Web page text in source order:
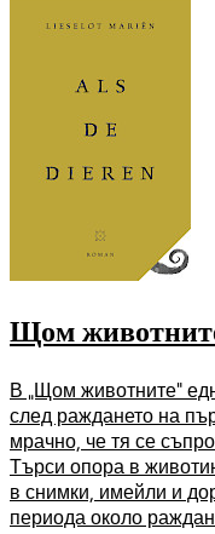
Щом
В „Щом животните”
след раждането на
мрачно, че тя се
Търси опора в
в снимки, имейли и
периода около